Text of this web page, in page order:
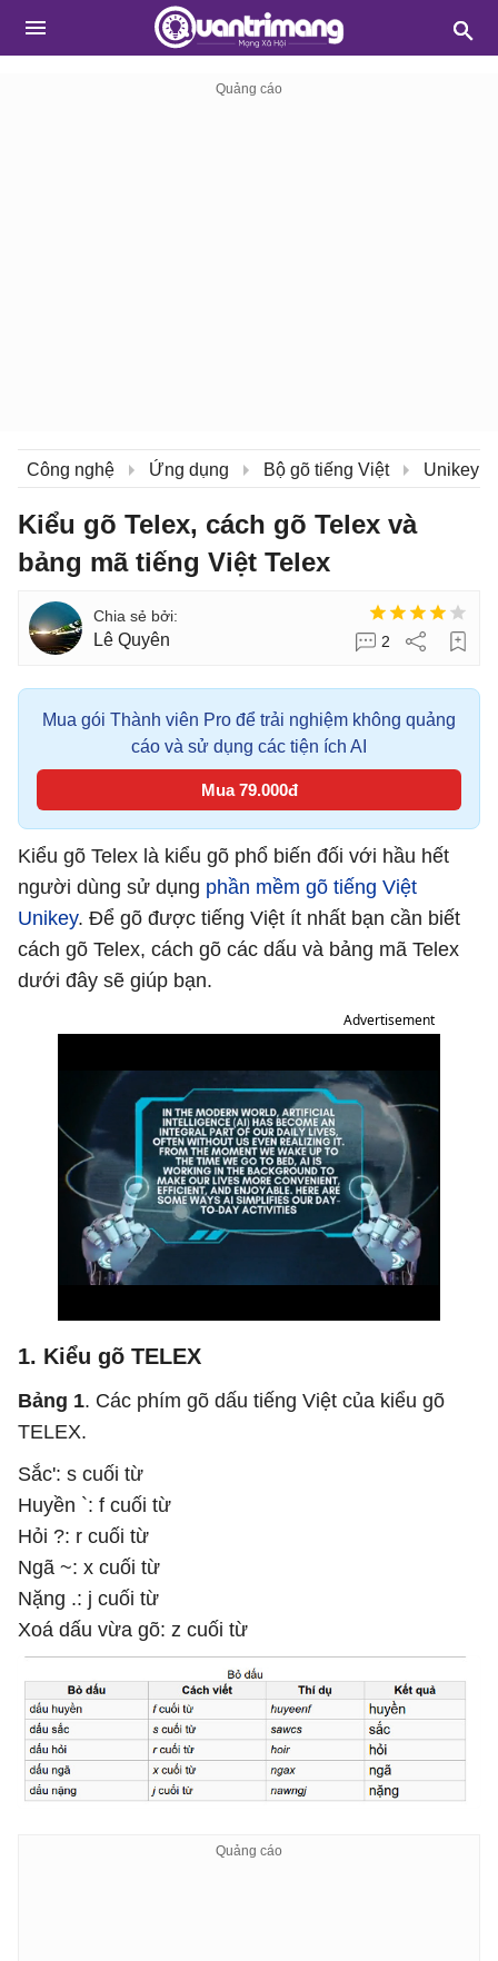
Công nghệ Ứng dụng Bộ gõ tiếng Việt Unikey
Kiểu gõ Telex, cách gõ Telex và
bảng mã tiếng Việt Telex
Lê Quyên 2
Mua gói Thành viên Pro để trải nghiệm không quảng
cáo và sử dụng các tiện ích AI
Mua 79.000đ
Kiểu gõ Telex là kiểu gõ phổ biến đối với hầu hết
người dùng sử dụng phần mềm gõ tiếng Việt
Unikey. Để gõ được tiếng Việt ít nhất bạn cần biết
cách gõ Telex, cách gõ các dấu và bảng mã Telex
dưới đây sẽ giúp bạn.
Advertisement
1. Kiểu gõ TELEX
Bảng 1. Các phím gõ dấu tiếng Việt của kiểu gõ
TELEX.
Sắc': s cuối từ
Huyền `: f cuối từ
Hỏi ?: r cuối từ
Ngã ~: x cuối từ
Nặng .: j cuối từ
Xoá dấu vừa gõ: z cuối từ